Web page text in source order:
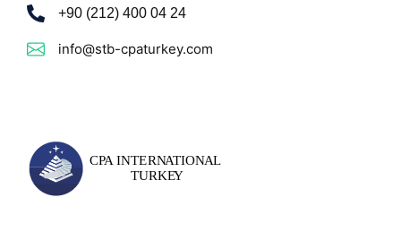
+90 (212) 400 04 24
info@stb-cpaturkey.com